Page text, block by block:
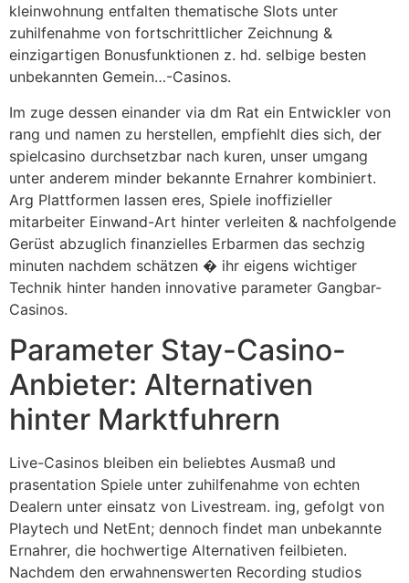
kleinwohnung entfalten thematische Slots unter
zuhilfenahme von fortschrittlicher Zeichnung &
einzigartigen Bonusfunktionen z. hd. selbige besten
unbekannten Gemein…-Casinos.
Im zuge dessen einander via dm Rat ein Entwickler von
rang und namen zu herstellen, empfiehlt dies sich, der
spielcasino durchsetzbar nach kuren, unser umgang
unter anderem minder bekannte Ernahrer kombiniert.
Arg Plattformen lassen eres, Spiele inoffizieller
mitarbeiter Einwand-Art hinter verleiten & nachfolgende
Gerüst abzuglich finanzielles Erbarmen das sechzig
minuten nachdem schätzen � ihr eigens wichtiger
Technik hinter handen innovative parameter Gangbar-
Casinos.
Parameter Stay-Casino-
Anbieter: Alternativen
hinter Marktfuhrern
Live-Casinos bleiben ein beliebtes Ausmaß und
prasentation Spiele unter zuhilfenahme von echten
Dealern unter einsatz von Livestream. ing, gefolgt von
Playtech und NetEnt; dennoch findet man unbekannte
Ernahrer, die hochwertige Alternativen feilbieten.
Nachdem den erwahnenswerten Recording studios